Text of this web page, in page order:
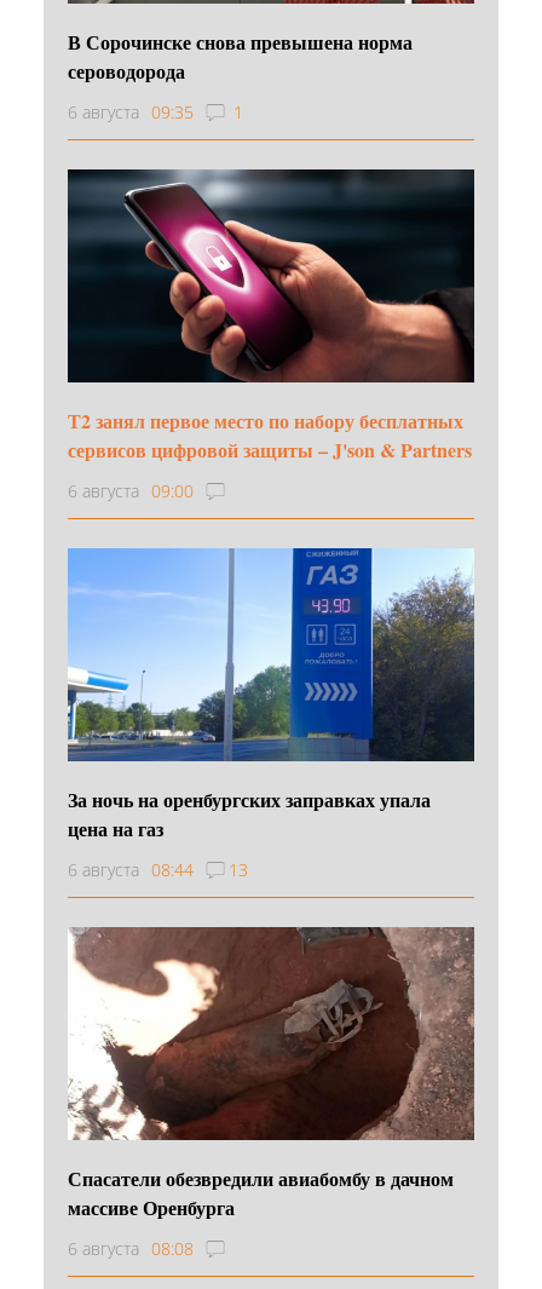
В Сорочинске снова превышена норма
сероводорода
6 августа 09:35 1
Т2 занял первое место по набору бесплатных
сервисов цифровой защиты – J'son & Partners
6 августа 09:00
За ночь на оренбургских заправках упала
цена на газ
6 августа 08:44 13
Спасатели обезвредили авиабомбу в дачном
массиве Оренбурга
6 августа 08:08